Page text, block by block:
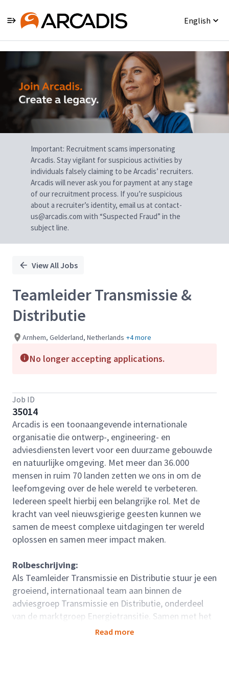
English
Single
Position
Important: Recruitment scams impersonating
Arcadis. Stay vigilant for suspicious activities by
individuals falsely claiming to be Arcadis’ recruiters.
Arcadis will never ask you for payment at any stage
of our recruitment process. If you’re suspicious
about a recruiter’s identity, email us at contact-
us@arcadis.com with “Suspected Fraud” in the
subject line.
View All Jobs
Teamleider Transmissie &
Distributie
Arnhem, Gelderland, Netherlands +4 more
No longer accepting applications.
Job ID
35014
Arcadis is een toonaangevende internationale
organisatie die ontwerp-, engineering- en
adviesdiensten levert voor een duurzame gebouwde
en natuurlijke omgeving. Met meer dan 36.000
mensen in ruim 70 landen zetten we ons in om de
leefomgeving over de hele wereld te verbeteren.
Iedereen speelt hierbij een belangrijke rol. Met de
kracht van veel nieuwsgierige geesten kunnen we
samen de meest complexe uitdagingen ter wereld
oplossen en samen meer impact maken.
Rolbeschrijving:
Als Teamleider Transmissie en Distributie stuur je een
groeiend, internationaal team aan binnen de
adviesgroep Transmissie en Distributie, onderdeel
van de marktgroep Energietransitie. Samen met het
Hoofd Adviesgroep bepaal je de strategische richting
Read more